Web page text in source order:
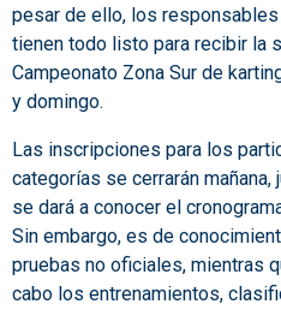
pesar de ello, los
tienen todo listo para recibir la
Campeonato Zona Sur de
y domingo.
Las inscripciones para los
categorías se cerrarán
se dará a conocer el
Sin embargo, es de
pruebas no oficiales, mientras
cabo los entrenamientos,